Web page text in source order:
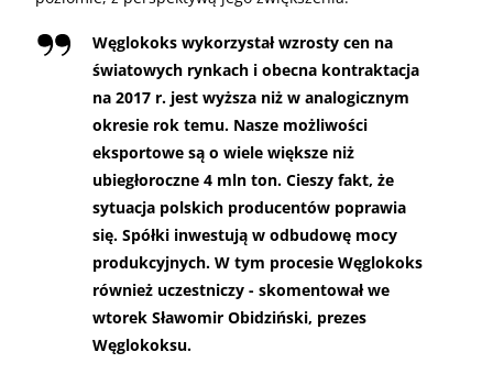
Węglokoks wykorzystał wzrosty cen na
światowych rynkach i obecna kontraktacja
na 2017 r. jest wyższa niż w analogicznym
okresie rok temu. Nasze możliwości
eksportowe są o wiele większe niż
ubiegłoroczne 4 mln ton. Cieszy fakt, że
sytuacja polskich producentów poprawia
się. Spółki inwestują w odbudowę mocy
produkcyjnych. W tym procesie Węglokoks
również uczestniczy - skomentował we
wtorek Sławomir Obidziński, prezes
Węglokoksu.